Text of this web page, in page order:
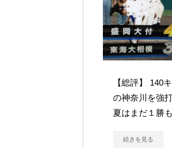
【総評】 140
の神奈川を強
夏はまだ１勝
続きを見る